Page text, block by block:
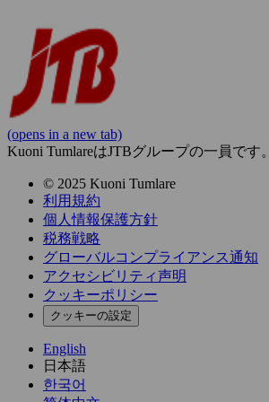
(opens in a new tab)
Kuoni TumlareはJTBグループの一員です。
© 2025 Kuoni Tumlare
利用規約
個人情報保護方針
税務戦略
グローバルコンプライアンス通知
アクセシビリティ声明
クッキーポリシー
クッキーの設定
English
日本語
한국어